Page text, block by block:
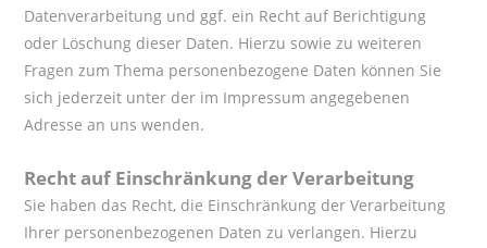
Datenverarbeitung und ggf. ein Recht auf Berichtigung
oder Löschung dieser Daten. Hierzu sowie zu weiteren
Fragen zum Thema personenbezogene Daten können Sie
sich jederzeit unter der im Impressum angegebenen
Adresse an uns wenden.
Recht auf Einschränkung der Verarbeitung
Sie haben das Recht, die Einschränkung der Verarbeitung
Ihrer personenbezogenen Daten zu verlangen. Hierzu